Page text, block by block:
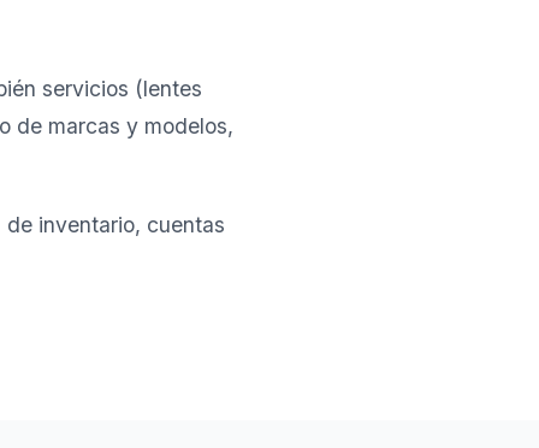
servicios (lentes
de marcas y modelos,
inventario, cuentas